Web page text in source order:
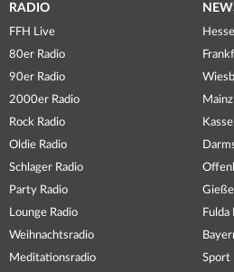
RADIO
FFH Live
80er Radio
90er Radio
2000er Radio
Rock Radio
Oldie Radio
Schlager Radio
Party Radio
Lounge Radio
Weihnachtsradio
Meditationsradio
Fulda
Sport